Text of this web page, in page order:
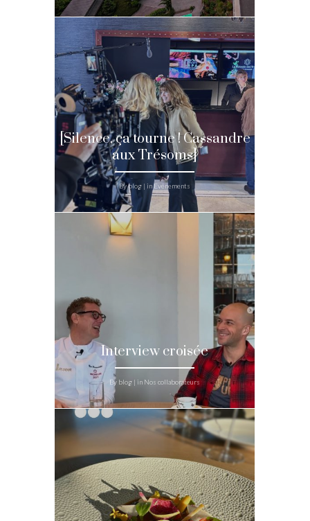
[Silence, ça tourne ! Cassandre
aux Trésoms]
By blog | in Evénements
Interview croisée
By blog | in Nos collaborateurs